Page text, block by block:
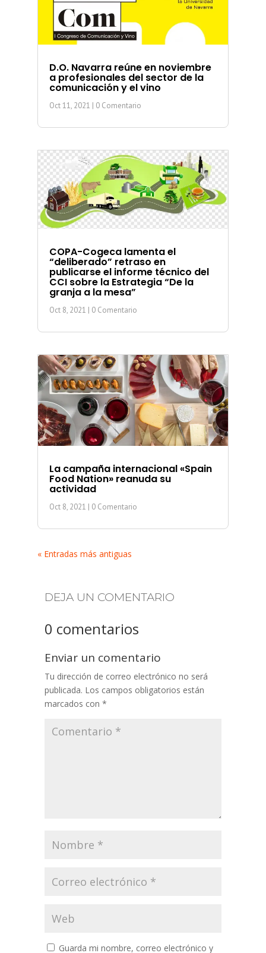
D.O. Navarra reúne en noviembre
a profesionales del sector de la
comunicación y el vino
Oct 11, 2021 | 0 Comentario
COPA-Cogeca lamenta el
“deliberado” retraso en
publicarse el informe técnico del
CCI sobre la Estrategia “De la
granja a la mesa”
Oct 8, 2021 | 0 Comentario
La campaña internacional «Spain
Food Nation» reanuda su
actividad
Oct 8, 2021 | 0 Comentario
« Entradas más antiguas
DEJA UN COMENTARIO
0 comentarios
Enviar un comentario
Tu dirección de correo electrónico no será
publicada. Los campos obligatorios están
marcados con *
Guarda mi nombre, correo electrónico y